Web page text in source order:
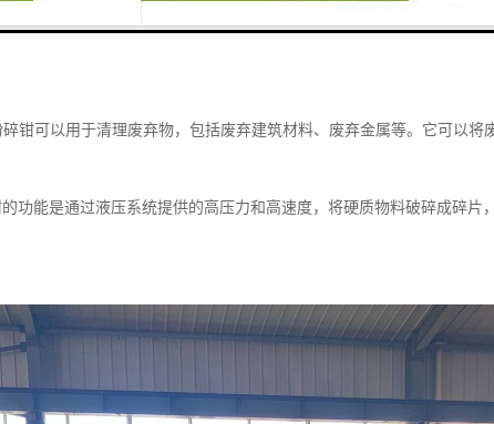
碎钳可以用于拆除建筑物，包括拆除墙体、拆除楼板等。它可以将建
钳可以用于清理废弃物，包括废弃建筑材料、废弃金属等。它可以将
功能是通过液压系统提供的高压力和高速度，将硬质物料破碎成碎片